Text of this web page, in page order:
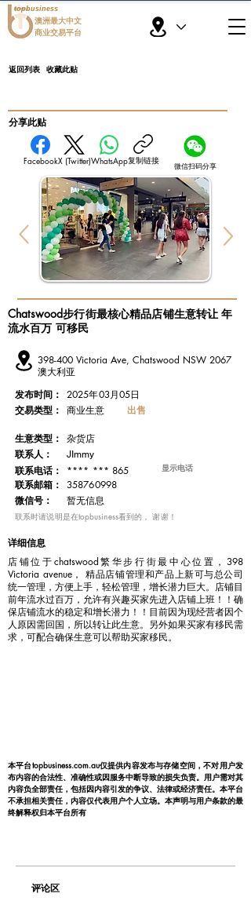
topbusiness
澳洲最大中文
商业交易平台
返回列表 收藏此贴
​分享此贴
FacebookX (Twitter)WhatsApp复制链接 微信扫码分享
Chatswood步行街最核心精品店铺生意转让 年
流水百万 可移民
398-400 Victoria Ave, Chatswood NSW 2067
澳大利亚
发布时间： 2025年03月05日
交易类型：
商业生意 出售
​生意类型： 杂货店
联系人：
JImmy
联系电话：
**** *** 865 显示电话
​联系邮箱： 358760998
微信号：
暂无信息
​联系时请说明是在topbusiness看到的， 谢谢！
详细信息
店铺位于chatswood繁华步行街最中心位置，398
Victoria avenue， 精品店铺管理和产品上新可与总公司
统一管理，方便上手，轻松管理，增长潜力巨大。店铺目
前年流水过百万，允许有兴趣买家先进入店铺上班！！确
保店铺流水的稳定和增长潜力！！目前因为现经营者因个
人原因需回国，所以转让此生意。另外如果买家有移民需
求，可配合确保生意可以帮助买家移民。
本平台topbusiness.com.au仅提供内容发布与存储空间，不对用户发
布内容的合法性、准确性或因服务中断导致的损失负责。用户需对其
内容负全部责任，包括因内容引发的争议、法律或经济责任。本平台
不承担相关责任，内容仅代表用户个人立场。本声明与用户条款的最
终解释权归本平台所有
评论区